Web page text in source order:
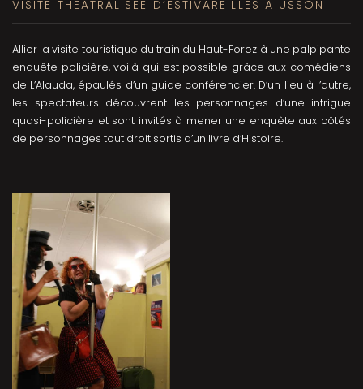
VISITE THEATRALISEE D’ESTIVAREILLES À USSON
Allier la visite touristique du train du Haut-Forez à une palpipante
enquête policière, voilà qui est possible grâce aux comédiens
de L’Alauda, épaulés d’un guide conférencier. D’un lieu à l’autre,
les spectateurs découvrent les personnages d’une intrigue
quasi-policière et sont invités à mener une enquête aux côtés
de personnages tout droit sortis d’un livre d’Histoire.